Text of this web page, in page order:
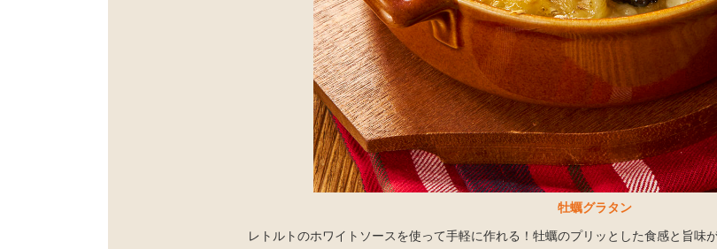
牡蠣グラタン
レトルトのホワイトソースを使って手軽に作れる！牡蠣のプリッとした食感と旨味